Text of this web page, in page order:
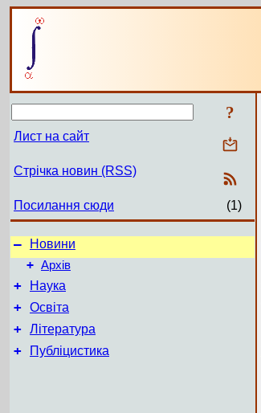
?
Лист на сайт
Стрічка новин (RSS)
Посилання сюди (1)
–
Новини
+ Архів
+ Наука
+ Освіта
+ Література
+ Публіцистика